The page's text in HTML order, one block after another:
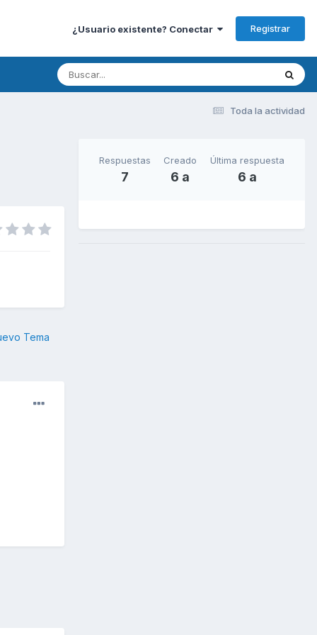
¿Usuario existente? Conectar Registrar
Toda la actividad
Tema
Respuestas
7
Creado
6 a
Última respuesta
6 a